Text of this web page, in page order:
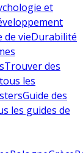
et
de vieDurabilité
Trouver des
les
Guide des
les guides de